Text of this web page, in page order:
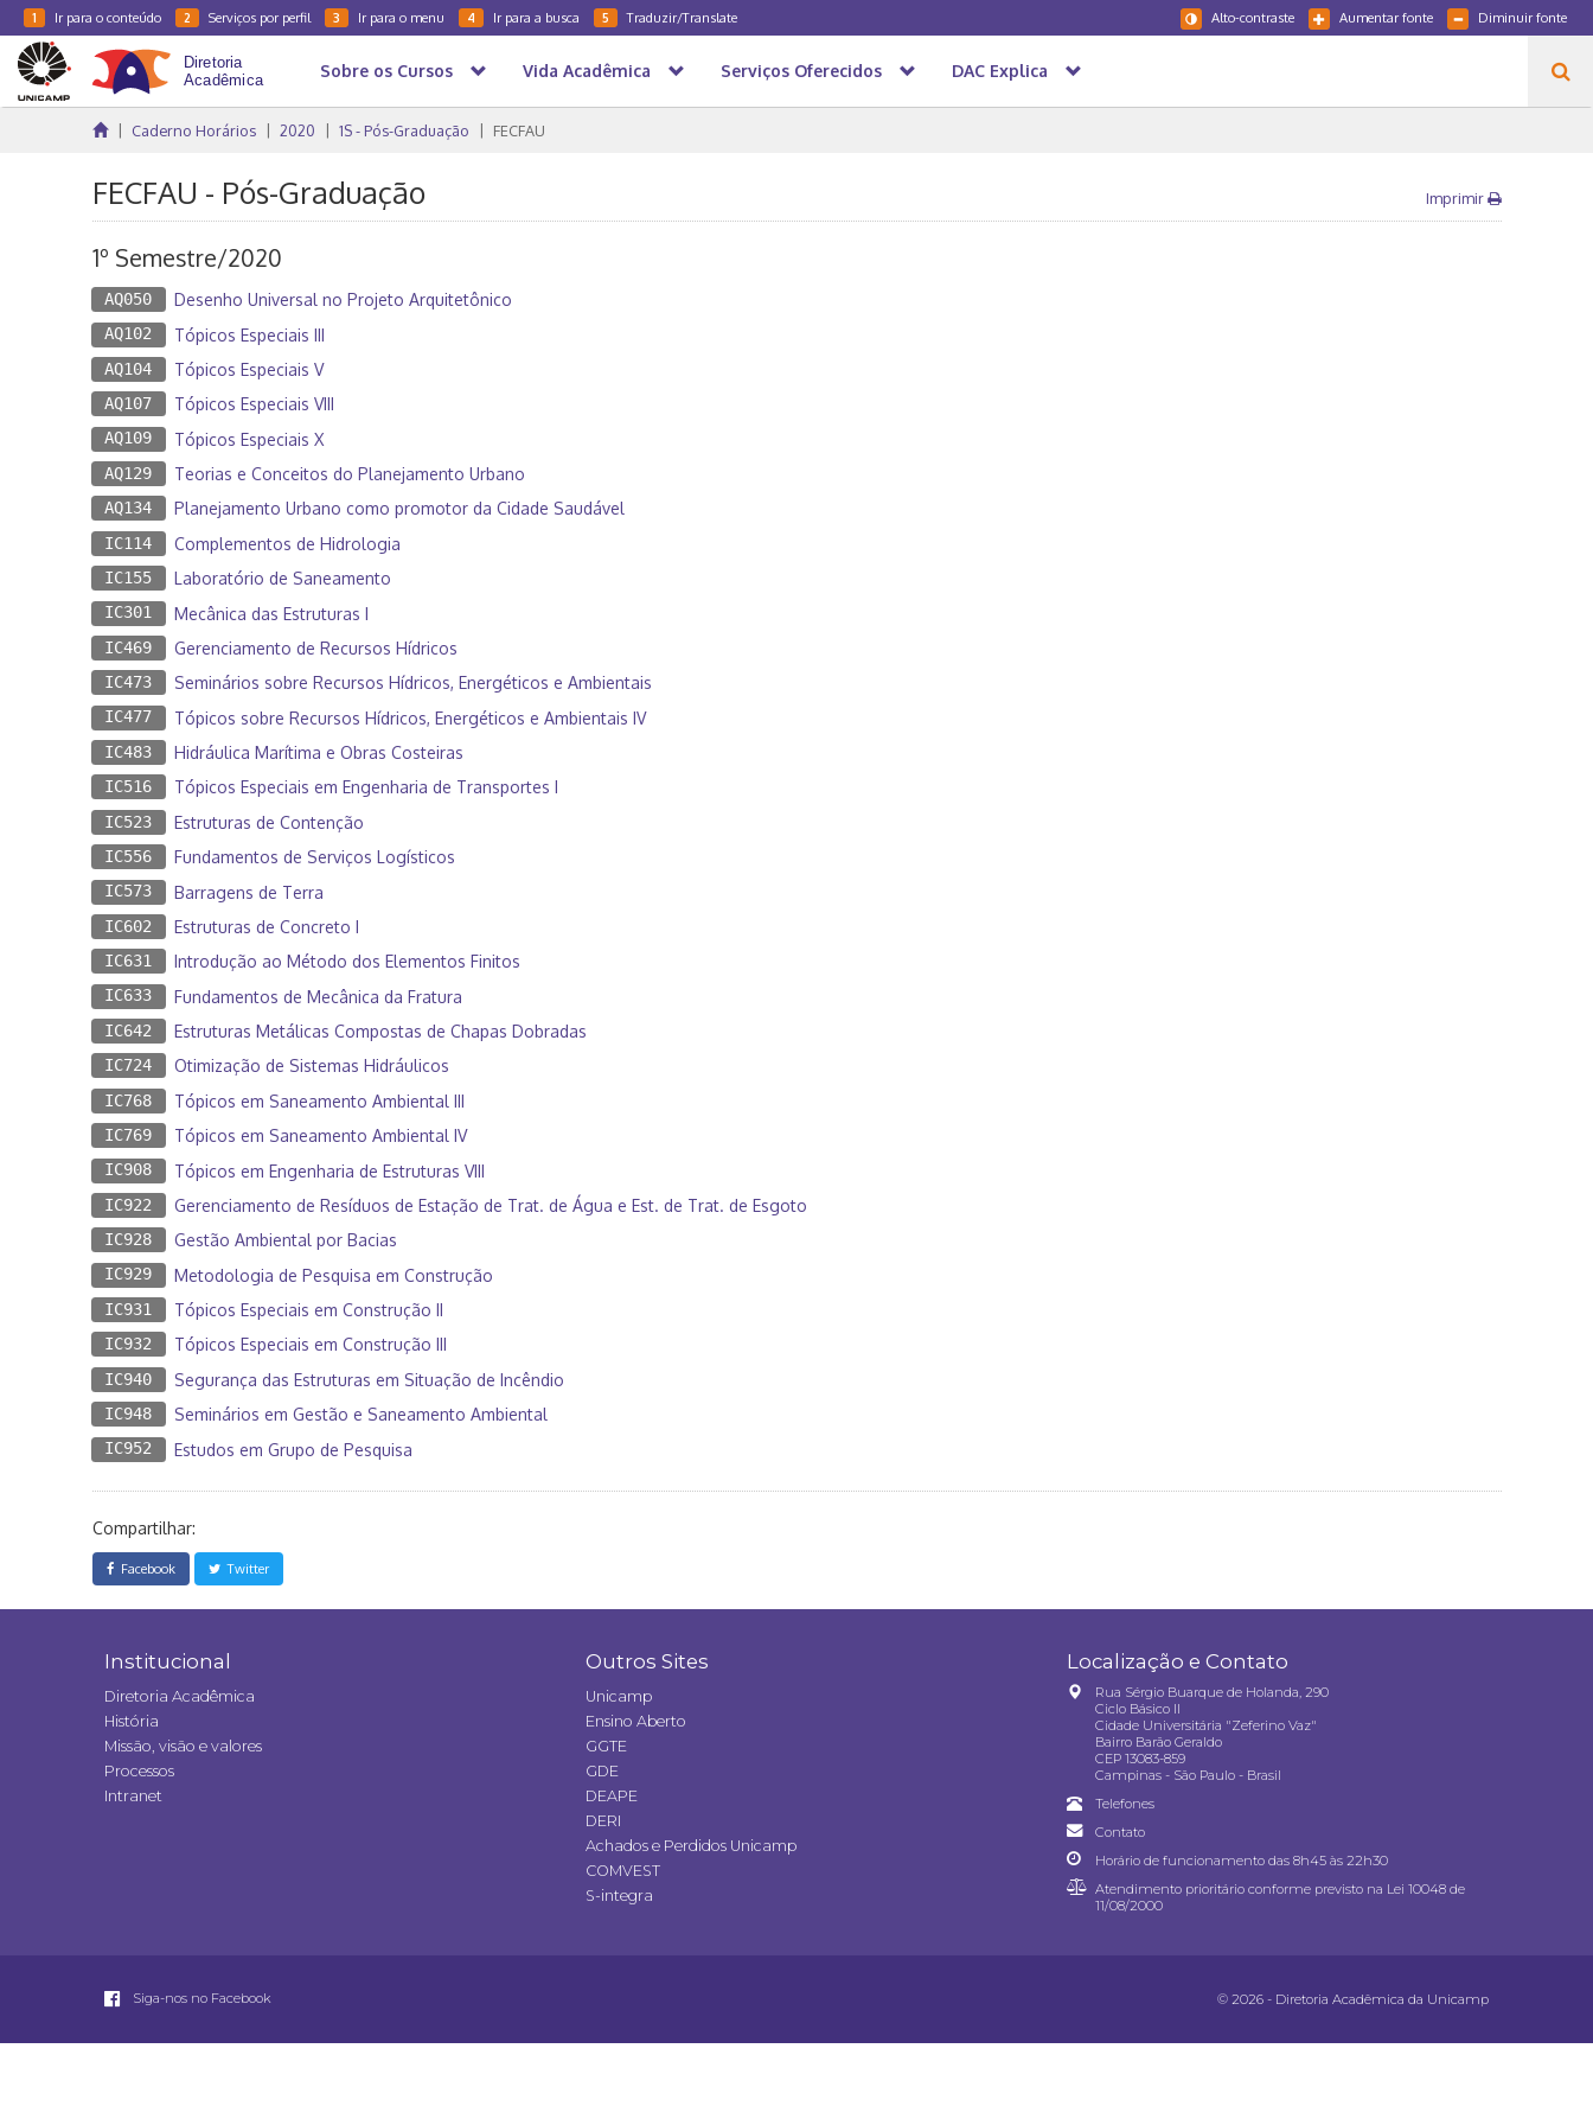
1 Ir para o conteúdo 2 Serviços por perfil 3 Ir para o menu 4 Ir para a busca 5 Traduzir/Translate Diminuir fonte
Aumentar fonte
Alto-contraste
Sobre os Cursos Vida Acadêmica Serviços Oferecidos DAC Explica
Caderno Horários 2020 1S - Pós-Graduação FECFAU
FECFAU - Pós-Graduação Imprimir
1º Semestre/2020
AQ050 Desenho Universal no Projeto Arquitetônico
AQ102 Tópicos Especiais III
AQ104 Tópicos Especiais V
AQ107 Tópicos Especiais VIII
AQ109 Tópicos Especiais X
AQ129 Teorias e Conceitos do Planejamento Urbano
AQ134 Planejamento Urbano como promotor da Cidade Saudável
IC114 Complementos de Hidrologia
IC155 Laboratório de Saneamento
IC301 Mecânica das Estruturas I
IC469 Gerenciamento de Recursos Hídricos
IC473 Seminários sobre Recursos Hídricos, Energéticos e Ambientais
IC477 Tópicos sobre Recursos Hídricos, Energéticos e Ambientais IV
IC483 Hidráulica Marítima e Obras Costeiras
IC516 Tópicos Especiais em Engenharia de Transportes I
IC523 Estruturas de Contenção
IC556 Fundamentos de Serviços Logísticos
IC573 Barragens de Terra
IC602 Estruturas de Concreto I
IC631 Introdução ao Método dos Elementos Finitos
IC633 Fundamentos de Mecânica da Fratura
IC642 Estruturas Metálicas Compostas de Chapas Dobradas
IC724 Otimização de Sistemas Hidráulicos
IC768 Tópicos em Saneamento Ambiental III
IC769 Tópicos em Saneamento Ambiental IV
IC908 Tópicos em Engenharia de Estruturas VIII
IC922 Gerenciamento de Resíduos de Estação de Trat. de Água e Est. de Trat. de Esgoto
IC928 Gestão Ambiental por Bacias
IC929 Metodologia de Pesquisa em Construção
IC931 Tópicos Especiais em Construção II
IC932 Tópicos Especiais em Construção III
IC940 Segurança das Estruturas em Situação de Incêndio
IC948 Seminários em Gestão e Saneamento Ambiental
IC952 Estudos em Grupo de Pesquisa
Compartilhar:
Facebook Twitter
Institucional
Diretoria Acadêmica
História
Missão, visão e valores
Processos
Intranet
Outros Sites
Unicamp
Ensino Aberto
GGTE
GDE
DEAPE
DERI
Achados e Perdidos Unicamp
COMVEST
S-integra
Localização e Contato
Rua Sérgio Buarque de Holanda, 290
Ciclo Básico II
Cidade Universitária "Zeferino Vaz"
Bairro Barão Geraldo
CEP 13083-859
Campinas - São Paulo - Brasil
Telefones
Contato
Horário de funcionamento das 8h45 às 22h30
Atendimento prioritário conforme previsto na Lei 10048 de
11/08/2000
Siga-nos no Facebook © 2026 - Diretoria Acadêmica da Unicamp